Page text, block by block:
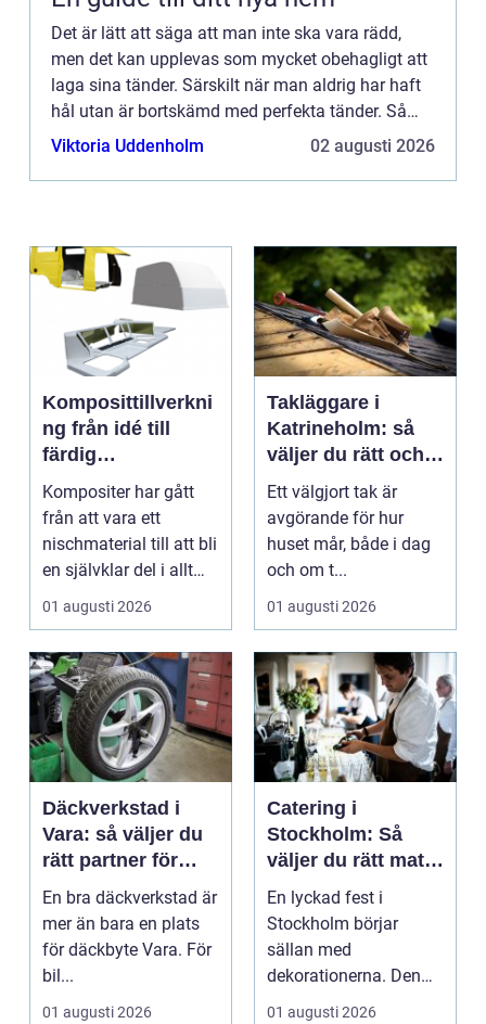
Det är lätt att säga att man inte ska vara rädd,
men det kan upplevas som mycket obehagligt att
laga sina tänder. Särskilt när man aldrig har haft
hål utan är bortskämd med perfekta tänder. Så
plötsligt syns det något på röntgenbilderna som
Viktoria Uddenholm 02 augusti 2026
Komposittillverkni
ng från idé till
färdig
högpresterande
produkt
Kompositer har gått
från att vara ett
nischmaterial till att bli
en självklar del i allt
från vindkr...
01 augusti 2026
Takläggare i
Katrineholm: så
väljer du rätt och
får ett tak som
håller
Ett välgjort tak är
avgörande för hur
huset mår, både i dag
och om t...
01 augusti 2026
Däckverkstad i
Vara: så väljer du
rätt partner för
säker körning året
runt
En bra däckverkstad är
mer än bara en plats
för däckbyte Vara. För
bil...
01 augusti 2026
Catering i
Stockholm: Så
väljer du rätt mat
till ditt evenemang
En lyckad fest i
Stockholm börjar
sällan med
dekorationerna. Den
börjar i köket....
01 augusti 2026